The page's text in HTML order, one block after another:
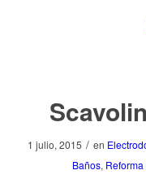
1 julio, 2015 / en
Baños,